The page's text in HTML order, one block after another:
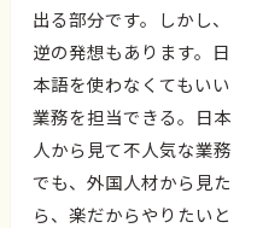
出る部分です。しかし、
逆の発想もあります。日
本語を使わなくてもいい
業務を担当できる。日本
人から見て不人気な業務
でも、外国人材から見た
ら、楽だからやりたいと